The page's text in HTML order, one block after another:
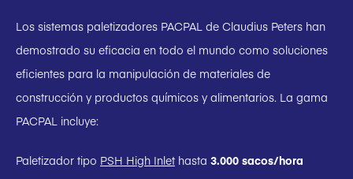
Los sistemas paletizadores PACPAL de Claudius Peters han
demostrado su eficacia en todo el mundo como soluciones
eficientes para la manipulación de materiales de
construcción y productos químicos y alimentarios. La gama
PACPAL incluye:
Paletizador tipo PSH High Inlet hasta 3.000 sacos/hora